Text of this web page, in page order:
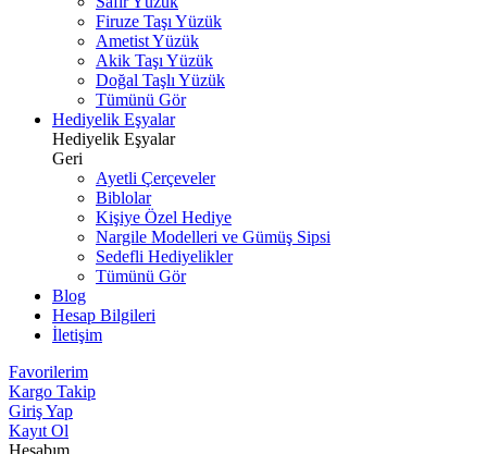
Firuze Taşı Yüzük
Ametist Yüzük
Akik Taşı Yüzük
Doğal Taşlı Yüzük
Tümünü Gör
Hediyelik Eşyalar
Hediyelik Eşyalar
Geri
Ayetli Çerçeveler
Biblolar
Kişiye Özel Hediye
Nargile Modelleri ve Gümüş Sipsi
Sedefli Hediyelikler
Tümünü Gör
Blog
Hesap Bilgileri
İletişim
Favorilerim
Kargo Takip
Giriş Yap
Kayıt Ol
Hesabım